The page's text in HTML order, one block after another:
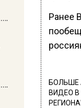
Ранее
БОЛЬШЕ
ВИДЕО